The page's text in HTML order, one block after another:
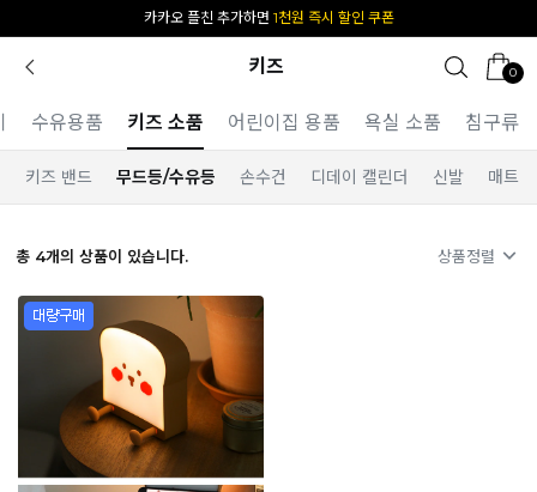
카카오 플친 추가하면 1천원 즉시 할인 쿠폰
키즈 0
수유용품 키즈 소품 어린이집 용품 욕실 소품 침구류
키즈 밴드 무드등/수유등 손수건 디데이 캘린더 신발 매트
총 4개의 상품이 있습니다. 상품정렬